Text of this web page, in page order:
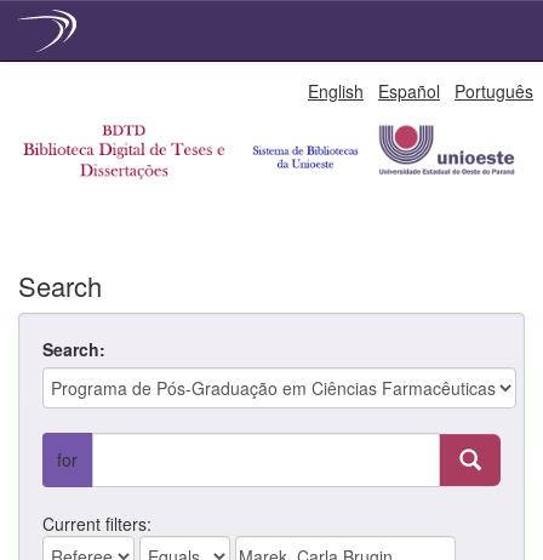
English Español Português
Search
Search:
for
Current filters: